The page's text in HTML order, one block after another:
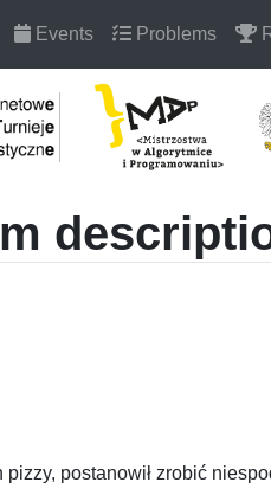
Events Problems
postanowił zrobić